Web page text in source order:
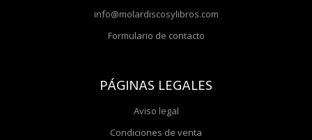
info@molardiscosylibros.com
Formulario de contacto
PÁGINAS LEGALES
Aviso legal
Condiciones de venta